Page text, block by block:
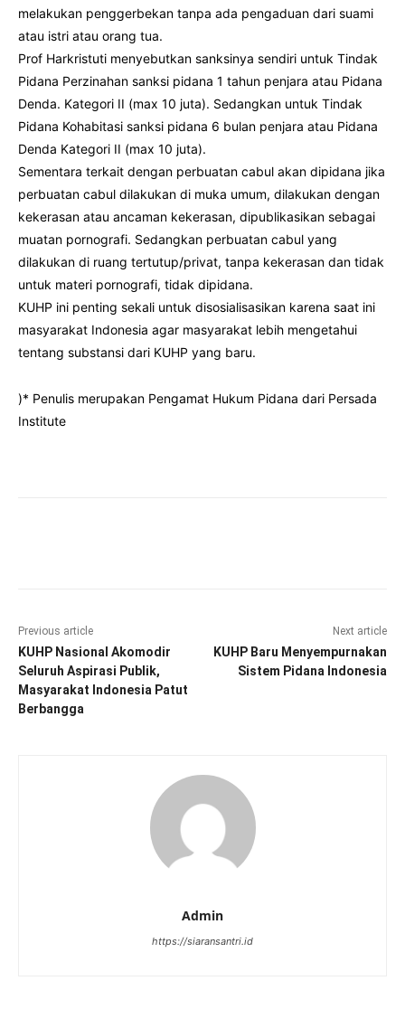
melakukan penggerbekan tanpa ada pengaduan dari suami
atau istri atau orang tua.
Prof Harkristuti menyebutkan sanksinya sendiri untuk Tindak
Pidana Perzinahan sanksi pidana 1 tahun penjara atau Pidana
Denda. Kategori II (max 10 juta). Sedangkan untuk Tindak
Pidana Kohabitasi sanksi pidana 6 bulan penjara atau Pidana
Denda Kategori II (max 10 juta).
Sementara terkait dengan perbuatan cabul akan dipidana jika
perbuatan cabul dilakukan di muka umum, dilakukan dengan
kekerasan atau ancaman kekerasan, dipublikasikan sebagai
muatan pornografi. Sedangkan perbuatan cabul yang
dilakukan di ruang tertutup/privat, tanpa kekerasan dan tidak
untuk materi pornografi, tidak dipidana.
KUHP ini penting sekali untuk disosialisasikan karena saat ini
masyarakat Indonesia agar masyarakat lebih mengetahui
tentang substansi dari KUHP yang baru.
)* Penulis merupakan Pengamat Hukum Pidana dari Persada
Institute
Previous article
KUHP Nasional Akomodir
Seluruh Aspirasi Publik,
Masyarakat Indonesia Patut
Berbangga
Next article
KUHP Baru Menyempurnakan
Sistem Pidana Indonesia
Admin
https://siaransantri.id